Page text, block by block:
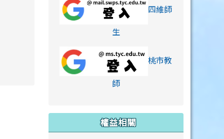
xiaohongshu.html
四維師
生link to https://
桃市教
師link to https://
權益相關